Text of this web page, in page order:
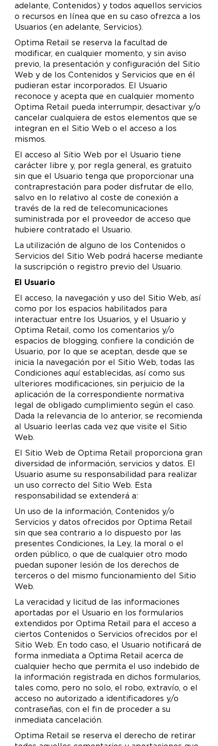
adelante, Contenidos) y todos aquellos servicios
o recursos en línea que en su caso ofrezca a los
Usuarios (en adelante, Servicios).
Optima Retail se reserva la facultad de
modificar, en cualquier momento, y sin aviso
previo, la presentación y configuración del Sitio
Web y de los Contenidos y Servicios que en él
pudieran estar incorporados. El Usuario
reconoce y acepta que en cualquier momento
Optima Retail pueda interrumpir, desactivar y/o
cancelar cualquiera de estos elementos que se
integran en el Sitio Web o el acceso a los
mismos.
El acceso al Sitio Web por el Usuario tiene
carácter libre y, por regla general, es gratuito
sin que el Usuario tenga que proporcionar una
contraprestación para poder disfrutar de ello,
salvo en lo relativo al coste de conexión a
través de la red de telecomunicaciones
suministrada por el proveedor de acceso que
hubiere contratado el Usuario.
La utilización de alguno de los Contenidos o
Servicios del Sitio Web podrá hacerse mediante
la suscripción o registro previo del Usuario.
El Usuario
El acceso, la navegación y uso del Sitio Web, así
como por los espacios habilitados para
interactuar entre los Usuarios, y el Usuario y
Optima Retail, como los comentarios y/o
espacios de blogging, confiere la condición de
Usuario, por lo que se aceptan, desde que se
inicia la navegación por el Sitio Web, todas las
Condiciones aquí establecidas, así como sus
ulteriores modificaciones, sin perjuicio de la
aplicación de la correspondiente normativa
legal de obligado cumplimiento según el caso.
Dada la relevancia de lo anterior, se recomienda
al Usuario leerlas cada vez que visite el Sitio
Web.
El Sitio Web de Optima Retail proporciona gran
diversidad de información, servicios y datos. El
Usuario asume su responsabilidad para realizar
un uso correcto del Sitio Web. Esta
responsabilidad se extenderá a:
Un uso de la información, Contenidos y/o
Servicios y datos ofrecidos por Optima Retail
sin que sea contrario a lo dispuesto por las
presentes Condiciones, la Ley, la moral o el
orden público, o que de cualquier otro modo
puedan suponer lesión de los derechos de
terceros o del mismo funcionamiento del Sitio
Web.
La veracidad y licitud de las informaciones
aportadas por el Usuario en los formularios
extendidos por Optima Retail para el acceso a
ciertos Contenidos o Servicios ofrecidos por el
Sitio Web. En todo caso, el Usuario notificará de
forma inmediata a Optima Retail acerca de
cualquier hecho que permita el uso indebido de
la información registrada en dichos formularios,
tales como, pero no solo, el robo, extravío, o el
acceso no autorizado a identificadores y/o
contraseñas, con el fin de proceder a su
inmediata cancelación.
Optima Retail se reserva el derecho de retirar